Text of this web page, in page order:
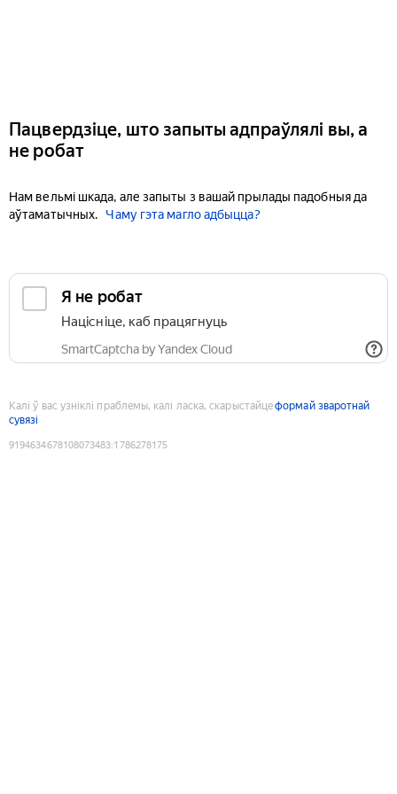
Пацвердзіце, што запыты адпраўлялі вы, а
не робат
Нам вельмі шкада, але запыты з вашай прылады падобныя да
аўтаматычных.
Чаму гэта магло адбыцца?
Я не робат
Націсніце, каб працягнуць
SmartCaptcha by Yandex Cloud
Калі ў вас узніклі праблемы, калі ласка, скарыстайцеформай зваротнай
сувязі
9194634678108073483:1786278175